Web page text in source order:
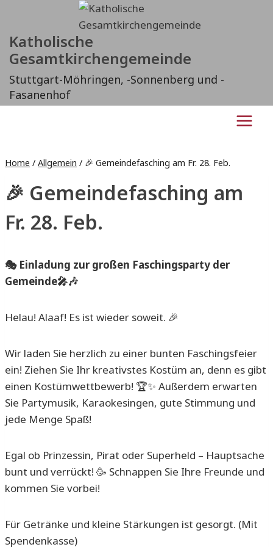
springen
Katholische
Gesamtkirchengemeinde
Stuttgart-Möhringen, -Sonnenberg und -
Fasanenhof
Home / Allgemein / 🎉 Gemeindefasching am Fr. 28. Feb.
🎉 Gemeindefasching am
Fr. 28. Feb.
🎭 Einladung zur großen Faschingsparty der
Gemeinde🎤🎶
Helau! Alaaf! Es ist wieder soweit. 🎉
Wir laden Sie herzlich zu einer bunten Faschingsfeier
ein! Ziehen Sie Ihr kreativstes Kostüm an, denn es gibt
einen Kostümwettbewerb! 🏆✨ Außerdem erwarten
Sie Partymusik, Karaokesingen, gute Stimmung und
jede Menge Spaß!
Egal ob Prinzessin, Pirat oder Superheld – Hauptsache
bunt und verrückt! 🥳 Schnappen Sie Ihre Freunde und
kommen Sie vorbei!
Für Getränke und kleine Stärkungen ist gesorgt. (Mit
Spendenkasse)